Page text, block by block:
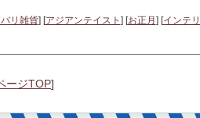
リ雑貨] [アジアンテイスト ] [お正月 ] [インテ
ージTOP]